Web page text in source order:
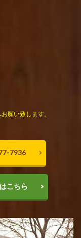
願い致します。
7936
こちら